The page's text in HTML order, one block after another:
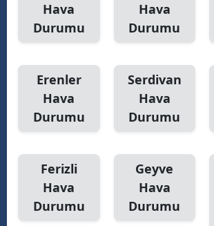
Hava
Durumu
Hava
Durumu
Erenler
Hava
Durumu
Serdivan
Hava
Durumu
Ferizli
Hava
Durumu
Geyve
Hava
Durumu